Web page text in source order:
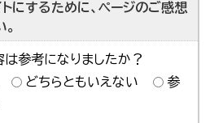
にするために、ページのご感想
は参考になりましたか？
どちらともいえない
参